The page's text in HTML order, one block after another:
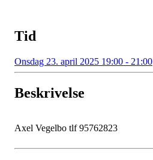
Tid
Onsdag 23. april 2025 19:00 - 21:00
Beskrivelse
Axel Vegelbo tlf 95762823